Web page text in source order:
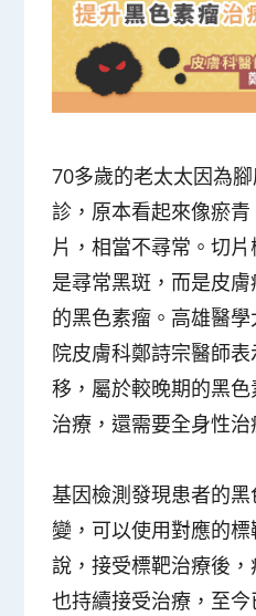
70多歲的老太太因為
診，原本看起來像瘀
片，相當不尋常。切
是尋常黑斑，而是皮
的黑色素瘤。高雄醫
院皮膚科鄭詩宗醫師
移，屬於較晚期的黑
治療，還需要全身性治
基因檢測發現患者的
變，可以使用對應的
說，接受標靶治療後
也持續接受治療，至今